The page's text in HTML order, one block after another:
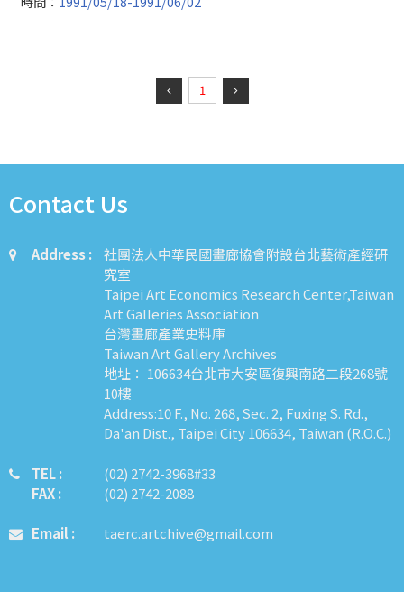
1
Contact Us
Address :
社團法人中華民國畫廊協會附設台北藝術產經研
究室
Taipei Art Economics Research Center,Taiwan
Art Galleries Association
台灣畫廊產業史料庫
Taiwan Art Gallery Archives
地址： 106634台北市大安區復興南路二段268號
10樓
Address:10 F., No. 268, Sec. 2, Fuxing S. Rd.,
Da'an Dist., Taipei City 106634, Taiwan (R.O.C.)
TEL :
FAX :
​​​​(02) 2742-3968#33
(02) 2742-2088
Email : taerc.artchive@gmail.com